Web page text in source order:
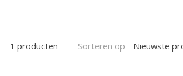
1 producten Sorteren op Nieuwste